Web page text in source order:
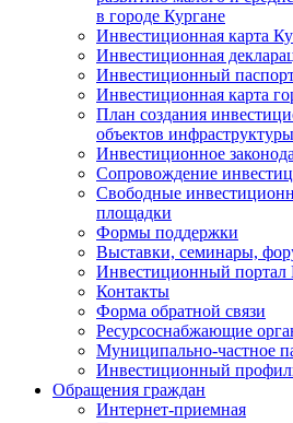
в городе Кургане
Инвестиционная карта
Инвестиционная
Инвестиционный
Инвестиционная карта
План создания
объектов инфраструктуры
Инвестиционное
Сопровождение
Свободные
площадки
Формы поддержки
Выставки, семинары,
Инвестиционный портал
Контакты
Форма обратной связи
Ресурсоснабжающие
Муниципально-частное
Инвестиционный
Обращения граждан
Интернет-приемная